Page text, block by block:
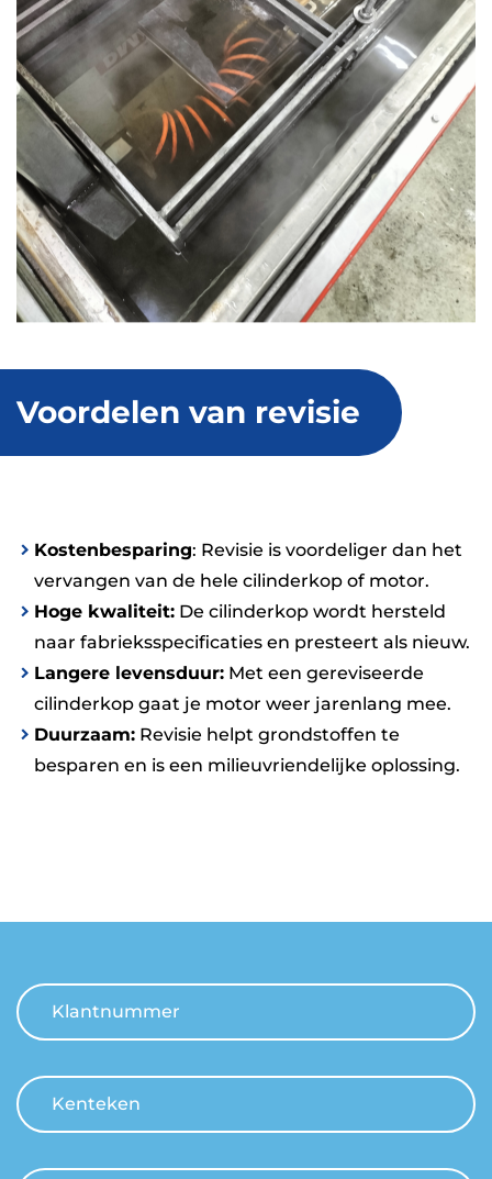
Voordelen van revisie
Kostenbesparing: Revisie is voordeliger dan het
vervangen van de hele cilinderkop of motor.
Hoge kwaliteit: De cilinderkop wordt hersteld
naar fabrieksspecificaties en presteert als nieuw.
Langere levensduur: Met een gereviseerde
cilinderkop gaat je motor weer jarenlang mee.
Duurzaam: Revisie helpt grondstoffen te
besparen en is een milieuvriendelijke oplossing.
Klantnummer
Kenteken